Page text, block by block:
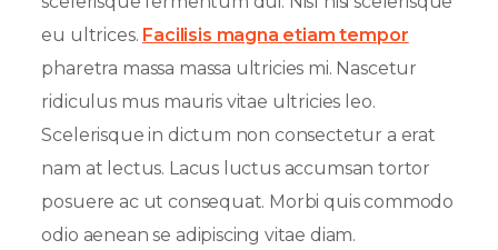
eu ultrices. Facilisis magna etiam tempor
pharetra massa massa ultricies mi. Nascetur
ridiculus mus mauris vitae ultricies leo.
Scelerisque in dictum non consectetur a erat
nam at lectus. Lacus luctus accumsan tortor
posuere ac ut consequat. Morbi quis commodo
odio aenean se adipiscing vitae diam.